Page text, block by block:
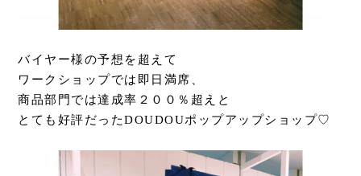
バイヤー様の予想を超えて
ワークショップでは即日満席、
商品部門では達成率２００％超えと
とても好評だったDOUDOUポップアップショップ♡